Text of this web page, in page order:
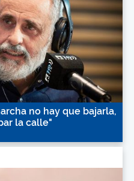
no hay que bajarla,
la calle"